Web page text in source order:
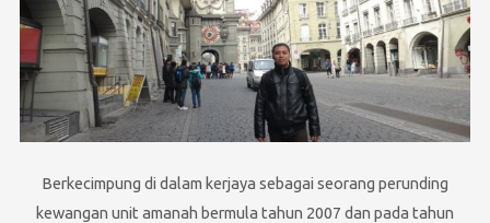
Berkecimpung di dalam kerjaya sebagai seorang perunding
kewangan unit amanah bermula tahun 2007 dan pada tahun